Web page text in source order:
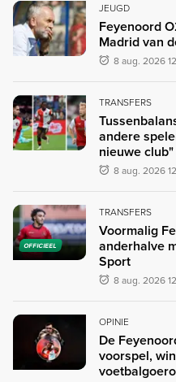
JEUGD
Feyenoord
Madrid van
8 aug. 2026
TRANSFERS
andere
nieuwe club"
8 aug. 2026
OFFICIEEL
TRANSFERS
Voormalig
anderhalve
Sport
8 aug. 2026
OPINIE
De
voorspel,